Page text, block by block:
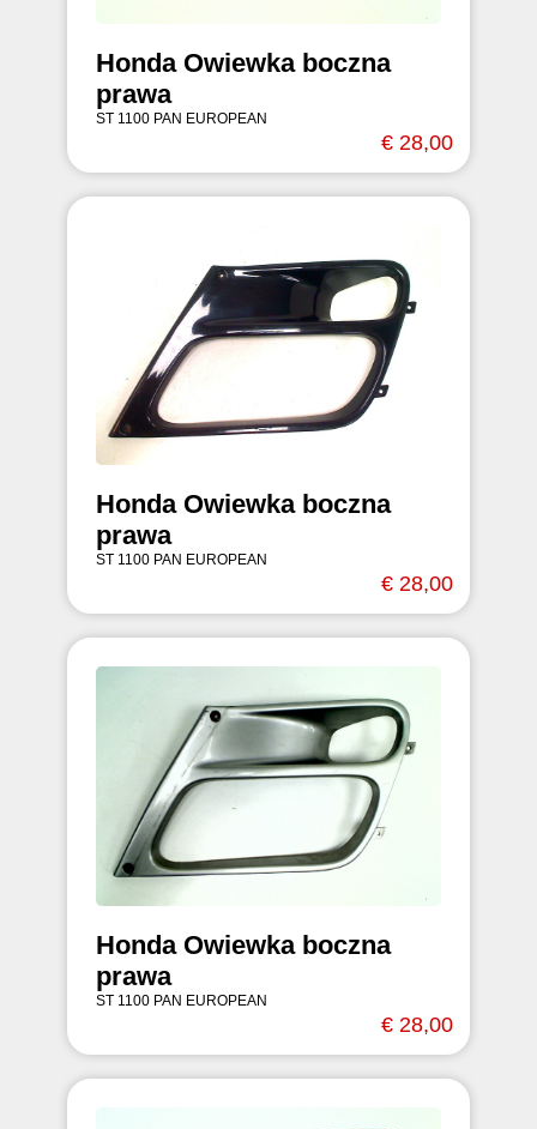
Honda Owiewka boczna
prawa
ST 1100 PAN EUROPEAN
€ 28,00
Honda Owiewka boczna
prawa
ST 1100 PAN EUROPEAN
€ 28,00
Honda Owiewka boczna
prawa
ST 1100 PAN EUROPEAN
€ 28,00